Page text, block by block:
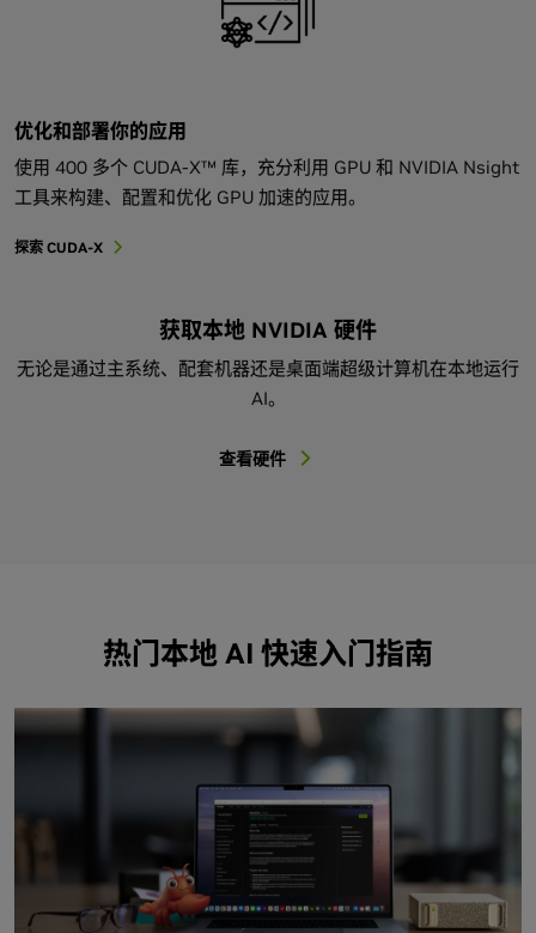
优化和部署你的应用
使用 400 多个 CUDA-X™ 库，充分利用 GPU 和 NVIDIA Nsight
工具来构建、配置和优化 GPU 加速的应用。
探索 CUDA-X
获取本地 NVIDIA 硬件
无论是通过主系统、配套机器还是桌面端超级计算机在本地运行
AI。
查看硬件
热门本地 AI 快速入门指南